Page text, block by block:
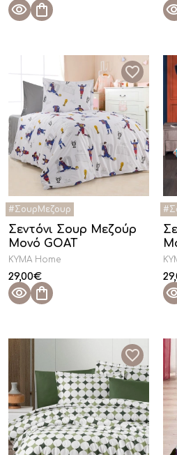
Σεντόνι Σουρ Μεζούρ
Μονό GOAT
KYMA Home
29,00€